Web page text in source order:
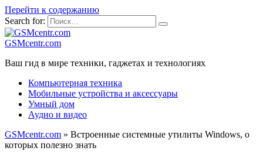
Перейти к содержанию
Search for:
GSMcentr.com
Ваш гид в мире техники, гаджетах и технологиях
Компьютерная техника
Мобильные устройства и аксессуары
Умный дом
Аудио и видео
GSMcentr.com » Встроенные системные утилиты Windows, о
которых полезно знать